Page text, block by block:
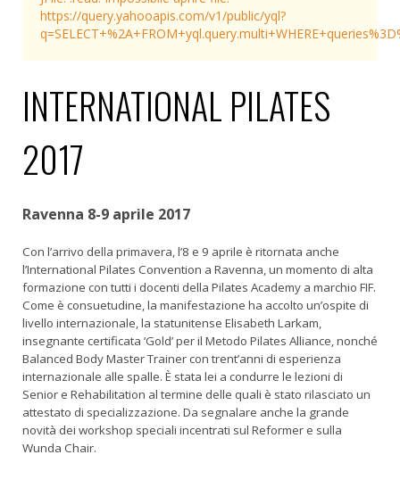
https://query.yahooapis.com/v1/public/yql?
INTERNATIONAL PILATES
2017
Ravenna 8-9 aprile 2017
Con l’arrivo della primavera, l’8 e 9 aprile è ritornata anche
l’International Pilates Convention a Ravenna, un momento di alta
formazione con tutti i docenti della Pilates Academy a marchio FIF.
Come è consuetudine, la manifestazione ha accolto un’ospite di
livello internazionale, la statunitense Elisabeth Larkam,
insegnante certificata ‘Gold’ per il Metodo Pilates Alliance, nonché
Balanced Body Master Trainer con trent’anni di esperienza
internazionale alle spalle. È stata lei a condurre le lezioni di
Senior e Rehabilitation al termine delle quali è stato rilasciato un
attestato di specializzazione. Da segnalare anche la grande
novità dei workshop speciali incentrati sul Reformer e sulla
Wunda Chair.